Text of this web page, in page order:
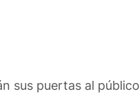
sus puertas al